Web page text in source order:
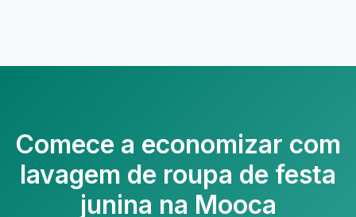
Comece a economizar com
lavagem de roupa de festa
junina na Mooca